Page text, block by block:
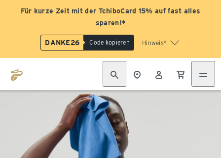
Für kurze Zeit mit der TchiboCard 15% auf fast alles
sparen!*
DANKE26 Code kopieren Hinweis*